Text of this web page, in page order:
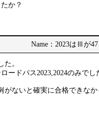
か？
Name：2023はⅢが
た。
ードパス2023,2024のみでし
がないと確実に合格できな